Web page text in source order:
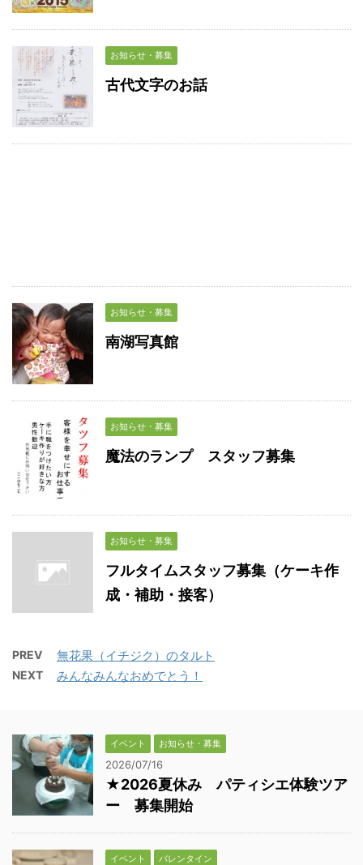
お知らせ・募集
古代文字のお話
お知らせ・募集
南湖写真館
お知らせ・募集
魔法のランプ スタッフ募集
お知らせ・募集
フルタイムスタッフ募集（ケーキ作
成・補助・接客）
PREV 無花果（イチジク）のタルト
NEXT みんなみんなおめでとう！
イベント お知らせ・募集
2026/07/16
★2026夏休み パティシエ体験ツア
ー 募集開始
イベント バレンタイン